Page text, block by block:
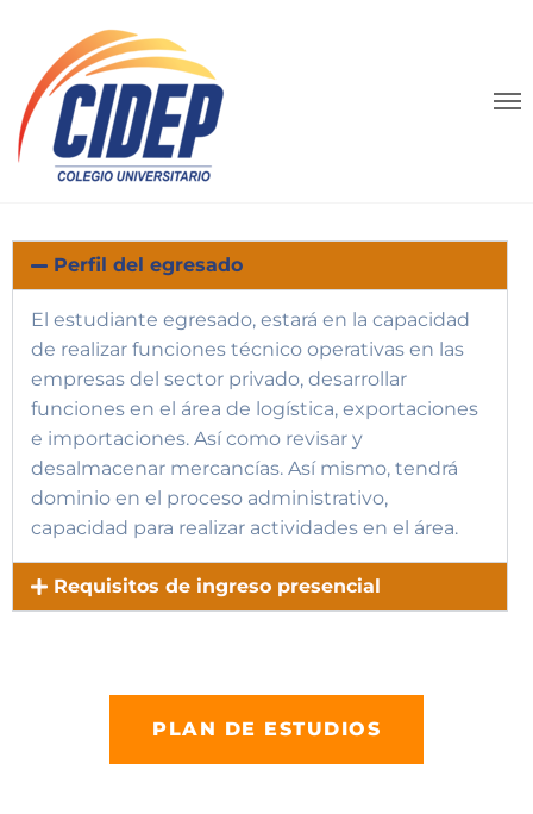
Perfil del egresado
El estudiante egresado, estará en la capacidad
de realizar funciones técnico operativas en las
empresas del sector privado, desarrollar
funciones en el área de logística, exportaciones
e importaciones. Así como revisar y
desalmacenar mercancías. Así mismo, tendrá
dominio en el proceso administrativo,
capacidad para realizar actividades en el área.
Requisitos de ingreso presencial
PLAN DE ESTUDIOS